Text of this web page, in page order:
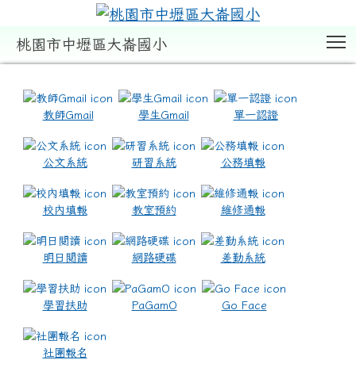
桃園市中壢區大崙國小
教師Gmail 學生Gmail 單一認證
公文系統 研習系統 公務填報
校內填報 教室預約 維修通報
明日閱讀 網路硬碟 差勤系統
學習扶助 PaGamO Go Face
社團報名